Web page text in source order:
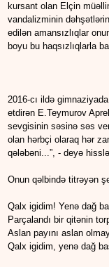
kursant olan Elçin
vandalizminin
edilən amansızlıqlar
boyu bu haqsızlıqlarla
2016-cı ildə
etdirən E.Teymurov
sevgisinin səsinə səs
olan hərbçi olaraq hər
qələbəni...”, - deyə
Onun qəlbində titrəyən
Qalx igidim! Yenə dağ
Parçalandı bir qitənin
Aslan payını aslan
Qalx igidim, yenə dağ